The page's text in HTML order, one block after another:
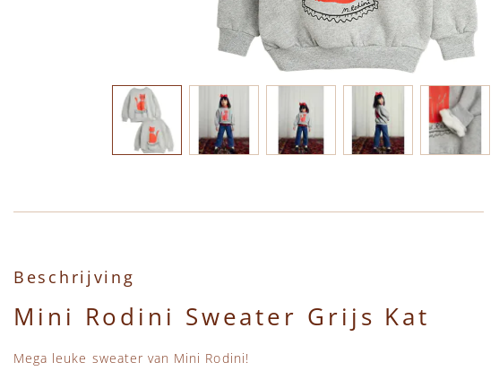
Beschrijving
Mini Rodini Sweater Grijs Kat
Mega leuke sweater van Mini Rodini!